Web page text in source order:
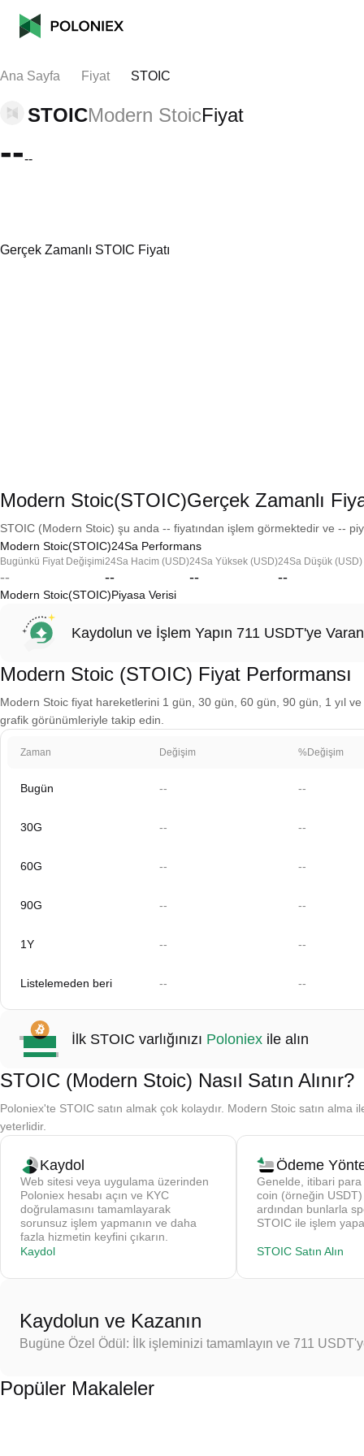
Ana Sayfa Fiyat STOIC
STOICModern StoicFiyat
----
Gerçek Zamanlı STOIC Fiyatı
Modern Stoic(STOIC)Gerçek Zamanlı
STOIC (Modern Stoic) şu anda -- fiyatından işlem görmektedir ve --
Modern Stoic(STOIC)24Sa Performans
Bugünkü Fiyat Değişimi
--
24Sa Hacim (USD)
--
24Sa Yüksek (USD)
--
24Sa Düşük (USD)
--
Modern Stoic(STOIC)Piyasa Verisi
Kaydolun ve İşlem Yapın 711 USDT'ye
Modern Stoic (STOIC) Fiyat Performansı
Modern Stoic fiyat hareketlerini 1 gün, 30 gün, 60 gün, 90 gün, 1 yıl
grafik görünümleriyle takip edin.
Zaman Değişim %Değişim
Bugün -- --
30G -- --
60G -- --
90G -- --
1Y -- --
Listelemeden beri -- --
İlk STOIC varlığınızı Poloniex ile alın
STOIC (Modern Stoic) Nasıl Satın Alınır?
Poloniex'te STOIC satın almak çok kolaydır. Modern Stoic satın alma
yeterlidir.
Kaydol
Web sitesi veya uygulama üzerinden
Poloniex hesabı açın ve KYC
doğrulamasını tamamlayarak
sorunsuz işlem yapmanın ve daha
fazla hizmetin keyfini çıkarın.
Kaydol
Ödeme
Genelde, itibari
coin (örneğin USDT)
ardından bunlarla
STOIC ile işlem
STOIC Satın Alın
Kaydolun ve Kazanın
Bugüne Özel Ödül: İlk işleminizi tamamlayın ve 711
Popüler Makaleler